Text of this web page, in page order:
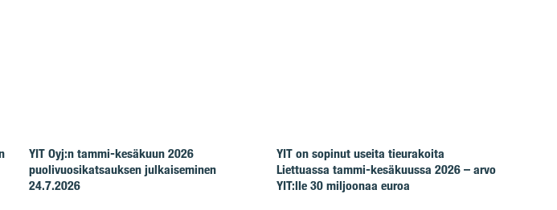
YIT Oyj:n tammi-kesäkuun 2026
puolivuosikatsauksen julkaiseminen
24.7.2026
YIT on sopinut useita tieurakoita
Liettuassa tammi-kesäkuussa 2026 – arvo
YIT:lle 30 miljoonaa euroa